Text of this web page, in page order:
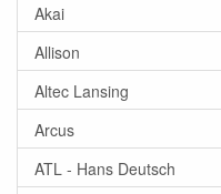
Akai
Allison
Altec Lansing
Arcus
ATL - Hans Deutsch